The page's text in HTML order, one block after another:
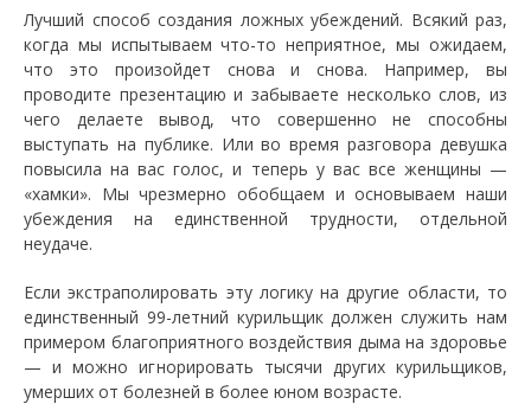
Лучший способ создания ложных убеждений. Всякий раз,
когда мы испытываем что-то неприятное, мы ожидаем,
что это произойдет снова и снова. Например, вы
проводите презентацию и забываете несколько слов, из
чего делаете вывод, что совершенно не способны
выступать на публике. Или во время разговора девушка
повысила на вас голос, и теперь у вас все женщины —
«хамки». Мы чрезмерно обобщаем и основываем наши
убеждения на единственной трудности, отдельной
неудаче.
Если экстраполировать эту логику на другие области, то
единственный 99-летний курильщик должен служить нам
примером благоприятного воздействия дыма на здоровье
— и можно игнорировать тысячи других курильщиков,
умерших от болезней в более юном возрасте.